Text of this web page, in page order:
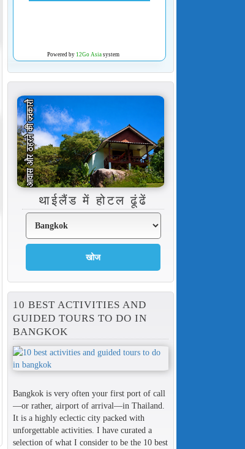
Powered by 12Go Asiasystem
थाईलैंड में होटल ढूंढें
10 BEST ACTIVITIES AND
GUIDED TOURS TO DO IN
BANGKOK
Bangkok is very often your first port of call
—or rather, airport of arrival—in Thailand.
It is a highly eclectic city packed with
unforgettable activities. I have curated a
selection of what I consider to be the 10 best